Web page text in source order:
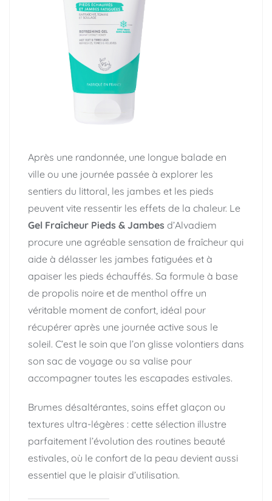
Après une randonnée, une longue balade en
ville ou une journée passée à explorer les
sentiers du littoral, les jambes et les pieds
peuvent vite ressentir les effets de la chaleur. Le
Gel Fraîcheur Pieds & Jambes d’Alvadiem
procure une agréable sensation de fraîcheur qui
aide à délasser les jambes fatiguées et à
apaiser les pieds échauffés. Sa formule à base
de propolis noire et de menthol offre un
véritable moment de confort, idéal pour
récupérer après une journée active sous le
soleil. C’est le soin que l’on glisse volontiers dans
son sac de voyage ou sa valise pour
accompagner toutes les escapades estivales.
Brumes désaltérantes, soins effet glaçon ou
textures ultra-légères : cette sélection illustre
parfaitement l’évolution des routines beauté
estivales, où le confort de la peau devient aussi
essentiel que le plaisir d’utilisation.